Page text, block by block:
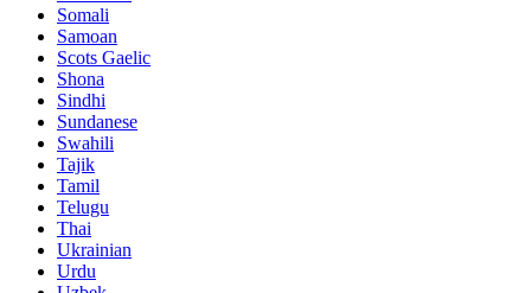
Somali
Samoan
Scots Gaelic
Shona
Sindhi
Sundanese
Swahili
Tajik
Tamil
Telugu
Thai
Ukrainian
Urdu